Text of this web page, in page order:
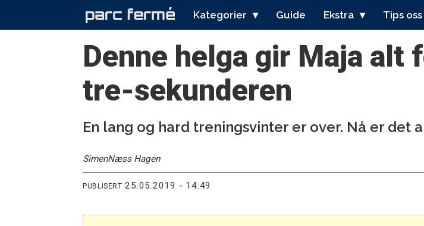
Kategorier Guide Ekstra Tips oss
Denne helga gir Maja alt
tre-sekunderen
En lang og hard treningsvinter er over. Nå er det
SimenNæss Hagen
PUBLISERT 25.05.2019 - 14:49